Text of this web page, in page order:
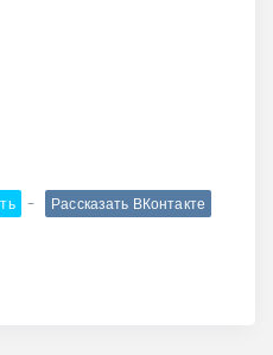
Рассказать ВКонтакте